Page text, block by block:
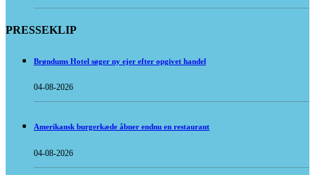
PRESSEKLIP
Brøndums Hotel søger ny ejer efter opgivet handel
04-08-2026
Amerikansk burgerkæde åbner endnu en restaurant
04-08-2026